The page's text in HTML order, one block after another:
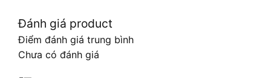
Đánh giá product
Điểm đánh giá trung bình
Chưa có đánh giá